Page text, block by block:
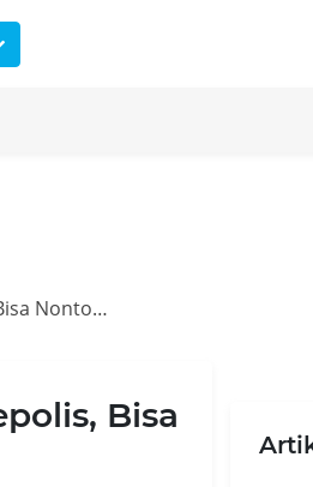
Bioskop Cinemaxx Berubah Jadi Cinepolis, Bisa Nonton Sambil Selonjoran
Bisa